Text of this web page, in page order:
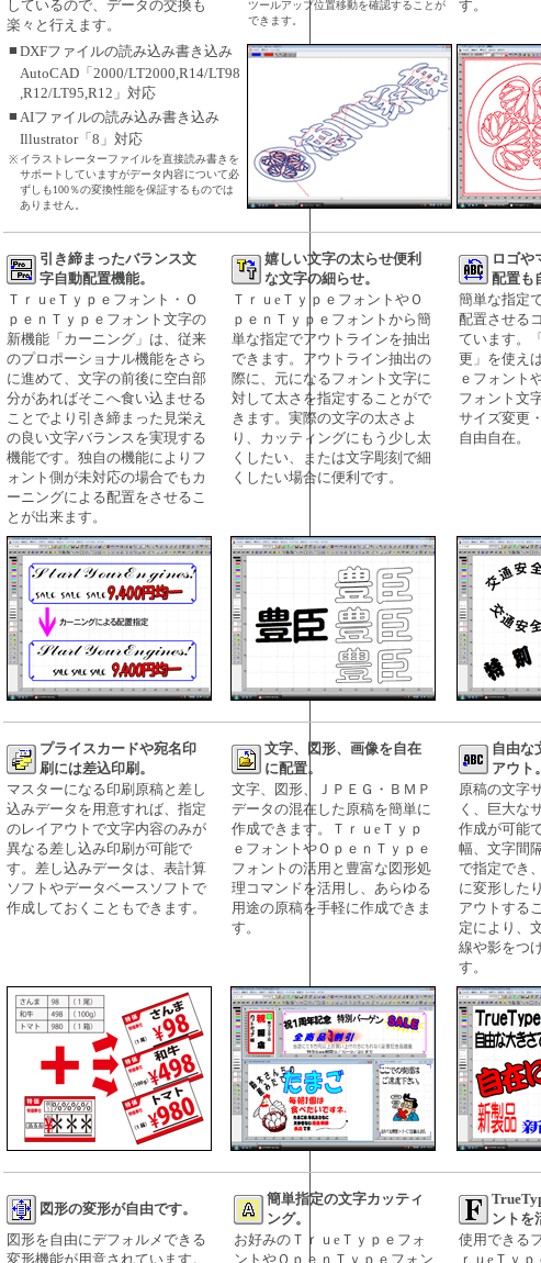
しているので、データの交換も
楽々と行えます。
ツールアップ位置移動を確認することが
できます。
す。
■ DXFファイルの読み込み書き込み
AutoCAD「2000/LT2000,R14/LT98
,R12/LT95,R12」対応
■ AIファイルの読み込み書き込み
Illustrator「8」対応
※ イラストレーターファイルを直接読み書きを
サポートしていますがデータ内容について必
ずしも100％の変換性能を保証するものでは
ありません。
引き締まったバランス文
字自動配置機能。
ＴｒｕeＴｙｐｅフォント・Ｏ
ｐｅｎＴｙｐｅフォント文字の
新機能「カーニング」は、従来
のプロポーショナル機能をさら
に進めて、文字の前後に空白部
分があればそこへ食い込ませる
ことでより引き締まった見栄え
の良い文字バランスを実現する
機能です。独自の機能によりフ
ォント側が未対応の場合でもカ
ーニングによる配置をさせるこ
とが出来ます。
嬉しい文字の太らせ便利
な文字の細らせ。
ＴｒｕeＴｙｐｅフォントやＯ
ｐｅｎＴｙｐｅフォントから簡
単な指定でアウトラインを抽出
できます。アウトライン抽出の
際に、元になるフォント文字に
対して太さを指定することがで
きます。実際の文字の太さよ
り、カッティングにもう少し太
くしたい、または文字彫刻で細
くしたい場合に便利です。
ロゴや
配置も
簡単な指定
配置させる
ています。
更」を使え
ｅフォント
フォント文
サイズ変更
自由自在。
プライスカードや宛名印
刷には差込印刷。
マスターになる印刷原稿と差し
込みデータを用意すれば、指定
のレイアウトで文字内容のみが
異なる差し込み印刷が可能で
す。差し込みデータは、表計算
ソフトやデータベースソフトで
作成しておくこともできます。
文字、図形、画像を自在
に配置。
文字、図形、ＪＰＥＧ・ＢＭＰ
データの混在した原稿を簡単に
作成できます。ＴｒｕeＴｙｐ
ｅフォントやＯｐｅｎＴｙｐｅ
フォントの活用と豊富な図形処
理コマンドを活用し、あらゆる
用途の原稿を手軽に作成できま
す。
自由な
アウト。
原稿の文字
く、巨大な
作成が可能
幅、文字間
で指定でき
に変形した
アウトする
定により、
線や影をつ
す。
図形の変形が自由です。
図形を自由にデフォルメできる
変形機能が用意されています。
簡単指定の文字カッティ
ング。
お好みのＴｒｕeＴｙｐｅフォ
ントやＯｐｅｎＴｙｐｅフォン
ントを
使用できる
ｒｕeＴｙ